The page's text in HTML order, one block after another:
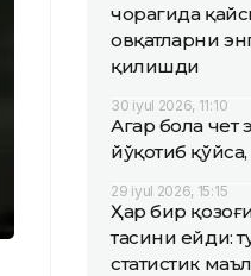
чорагида
овқатларни
қилишди
30 iyul 2026, 11:10
Агар бола чет
йўқотиб
29 iyul 2026, 15:15
Ҳар бир
тасини ейди:
статистик